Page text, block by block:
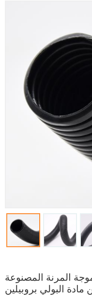
المرنة المصنوعة
مادة البولي بروبيلين